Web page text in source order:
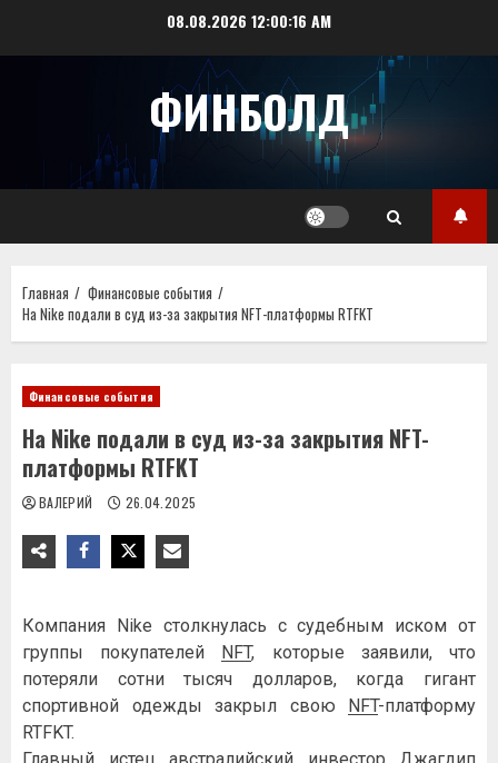
08.08.2026 12:00:16 AM
ФИНБОЛД
Главная
Финансовые события
На Nike подали в суд из-за закрытия NFT-платформы RTFKT
Финансовые события
На Nike подали в суд из-за закрытия NFT-
платформы RTFKT
ВАЛЕРИЙ 26.04.2025
Компания Nike столкнулась с судебным иском от
группы покупателей NFT, которые заявили, что
потеряли сотни тысяч долларов, когда гигант
спортивной одежды закрыл свою NFT-платформу
RTFKT.